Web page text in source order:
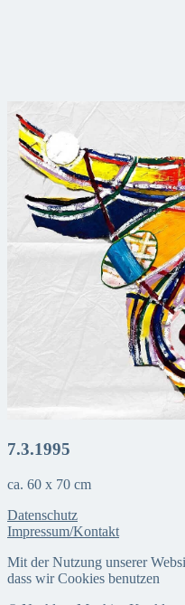
7.3.1995
ca. 60 x 70 cm
Datenschutz
Impressum/Kontakt
Mit der Nutzung unserer
dass wir Cookies benutzen